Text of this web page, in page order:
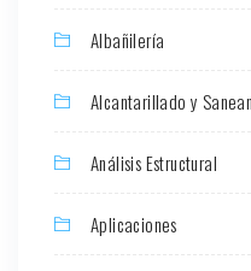
Albañilería
Alcantarillado y
Análisis Estructural
Aplicaciones